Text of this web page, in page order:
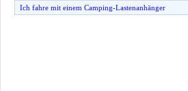
Ich fahre mit einem Camping-Lastenanhänger